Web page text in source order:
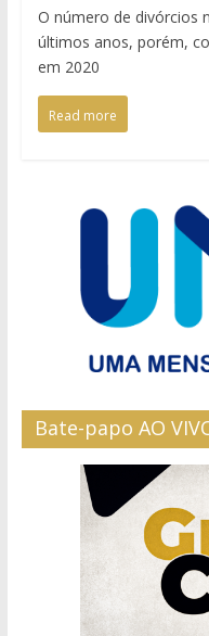
O número de divórcios
últimos anos, porém,
em 2020
Read more
Bate-papo AO